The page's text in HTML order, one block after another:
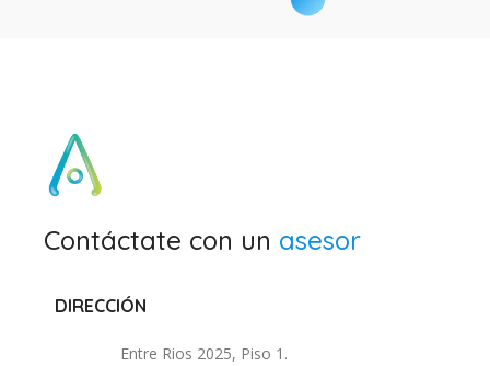
Contáctate con un asesor
DIRECCIÓN
Entre Rios 2025, Piso 1.